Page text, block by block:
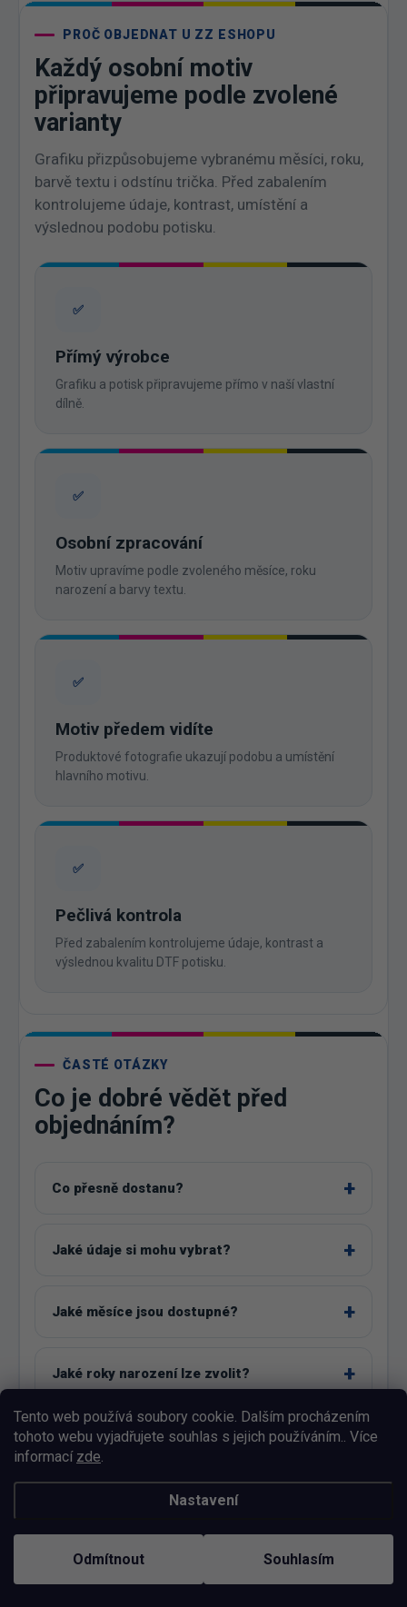
Tento web používá soubory cookie. Dalším procházením
tohoto webu vyjadřujete souhlas s jejich používáním.. Více
informací zde.
Nastavení
Odmítnout Souhlasím
PROČ OBJEDNAT U ZZ ESHOPU
Každý osobní motiv
připravujeme podle zvolené
varianty
Grafiku přizpůsobujeme vybranému měsíci, roku,
barvě textu i odstínu trička. Před zabalením
kontrolujeme údaje, kontrast, umístění a
výslednou podobu potisku.
✅
Přímý výrobce
Grafiku a potisk připravujeme přímo v naší vlastní
dílně.
✅
Osobní zpracování
Motiv upravíme podle zvoleného měsíce, roku
narození a barvy textu.
✅
Motiv předem vidíte
Produktové fotografie ukazují podobu a umístění
hlavního motivu.
✅
Pečlivá kontrola
Před zabalením kontrolujeme údaje, kontrast a
výslednou kvalitu DTF potisku.
ČASTÉ OTÁZKY
Co je dobré vědět před
objednáním?
Co přesně dostanu?
Jaké údaje si mohu vybrat?
Jaké měsíce jsou dostupné?
Jaké roky narození lze zvolit?
Jaké barvy textu lze vybrat?
Pro koho je tričko vhodné?
Jaké velikosti lze objednat?